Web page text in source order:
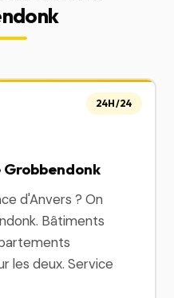
d'Anvers ? On
Bâtiments
les deux. Service
24H/24